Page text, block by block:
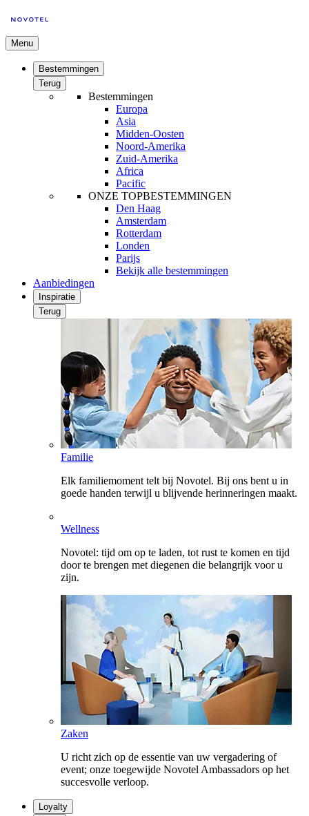
Menu
Bestemmingen
Terug
Bestemmingen
Europa
Asia
Midden-Oosten
Noord-Amerika
Zuid-Amerika
Africa
Pacific
ONZE TOPBESTEMMINGEN
Den Haag
Amsterdam
Rotterdam
Londen
Parijs
Bekijk alle bestemmingen
Aanbiedingen
Inspiratie
Terug
Familie
Elk familiemoment telt bij Novotel. Bij ons bent u in
goede handen terwijl u blijvende herinneringen maakt.
Wellness
Novotel: tijd om op te laden, tot rust te komen en tijd
door te brengen met diegenen die belangrijk voor u
zijn.
Zaken
U richt zich op de essentie van uw vergadering of
event; onze toegewijde Novotel Ambassadors op het
succesvolle verloop.
Loyalty